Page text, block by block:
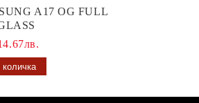
A17 OG FULL